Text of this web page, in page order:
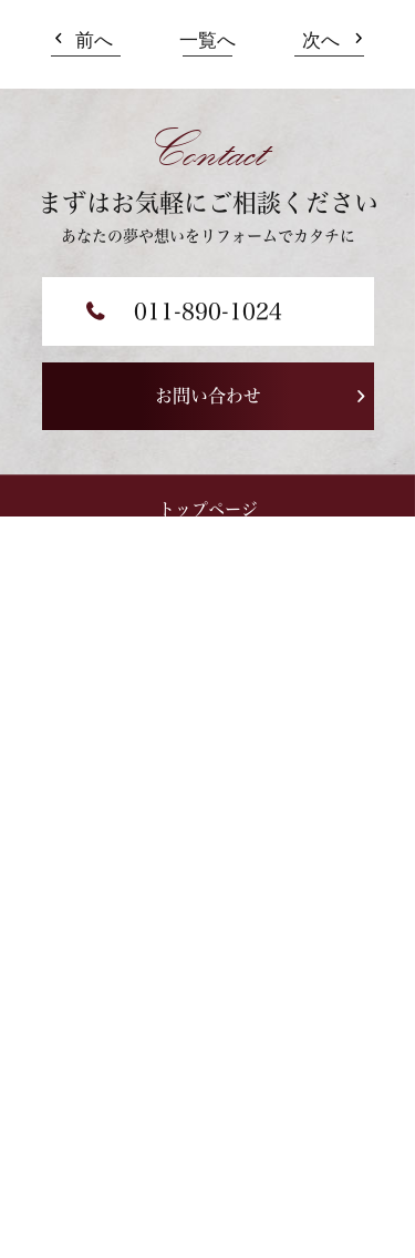
前へ 一覧へ 次へ
Contact
まずはお気軽にご相談ください
あなたの夢や想いをリフォームでカタチに
011-890-1024
お問い合わせ
トップページ